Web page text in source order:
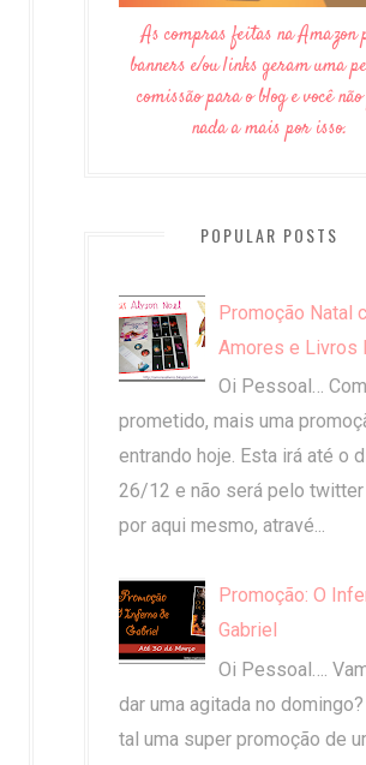
As compras feitas na Amazon
banners e/ou links geram uma
comissão para o blog e você
nada a mais por isso.
POPULAR POSTS
Promoção Natal
Amores e Livros
Oi Pessoal…
prometido, mais uma
entrando hoje. Esta irá até o
26/12 e não será pelo
por aqui mesmo, atravé...
Promoção: O
Gabriel
Oi Pessoal….
dar uma agitada no domingo?
tal uma super promoção de